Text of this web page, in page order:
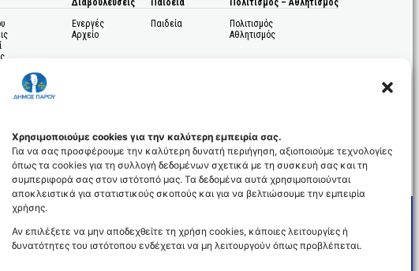
Χρησιμοποιούμε cookies για την καλύτερη εμπειρία σας.
Για να σας προσφέρουμε την καλύτερη δυνατή περιήγηση, αξιοποιούμε τεχνολογίες
όπως τα cookies για τη συλλογή δεδομένων σχετικά με τη συσκευή σας και τη
συμπεριφορά σας στον ιστότοπό μας. Τα δεδομένα αυτά χρησιμοποιούνται
αποκλειστικά για στατιστικούς σκοπούς και για να βελτιώσουμε την εμπειρία
χρήσης.
Αν επιλέξετε να μην αποδεχθείτε τη χρήση cookies, κάποιες λειτουργίες ή
δυνατότητες του ιστότοπου ενδέχεται να μη λειτουργούν όπως προβλέπεται.
σε
Δημοτικού
σε
Δημοτικής
σε
Δημοτικών
Ενδιαφέροντος
Διαβουλεύσεις
Ενεργές
Αρχείο
Παιδεία
Παιδεία
Πολιτισμός – Αθλητισμός
Πολιτισμός
Αθλητισμός